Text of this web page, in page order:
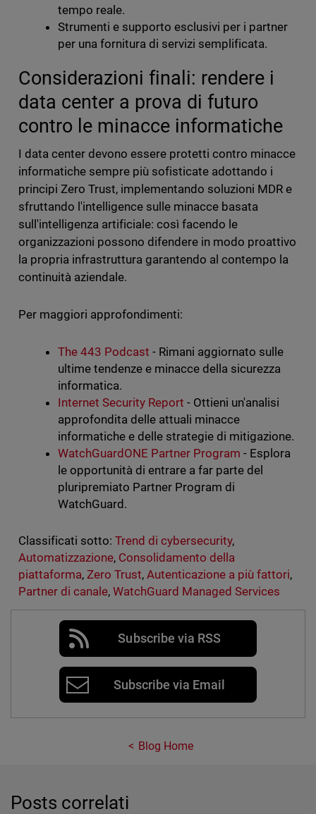
tempo reale.
Strumenti e supporto esclusivi per i partner
per una fornitura di servizi semplificata.
Considerazioni finali: rendere i
data center a prova di futuro
contro le minacce informatiche
I data center devono essere protetti contro minacce
informatiche sempre più sofisticate adottando i
principi Zero Trust, implementando soluzioni MDR e
sfruttando l'intelligence sulle minacce basata
sull'intelligenza artificiale: così facendo le
organizzazioni possono difendere in modo proattivo
la propria infrastruttura garantendo al contempo la
continuità aziendale.
Per maggiori approfondimenti:
The 443 Podcast - Rimani aggiornato sulle
ultime tendenze e minacce della sicurezza
informatica.
Internet Security Report - Ottieni un'analisi
approfondita delle attuali minacce
informatiche e delle strategie di mitigazione.
WatchGuardONE Partner Program - Esplora
le opportunità di entrare a far parte del
pluripremiato Partner Program di
WatchGuard.
Classificati sotto: Trend di cybersecurity,
Automatizzazione, Consolidamento della
piattaforma, Zero Trust, Autenticazione a più fattori,
Partner di canale, WatchGuard Managed Services
Subscribe via RSS
Subscribe via Email
Blog Home
Posts correlati